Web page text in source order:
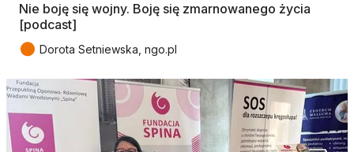
Nie boję się wojny. Boję się zmarnowanego życia
[podcast]
● Dorota Setniewska, ngo.pl